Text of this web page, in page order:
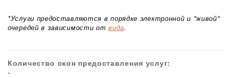
*Услуги предоставляются в порядке электронной и "живой"
очередей в зависимости отвида.
Количество окон предоставления услуг:
-